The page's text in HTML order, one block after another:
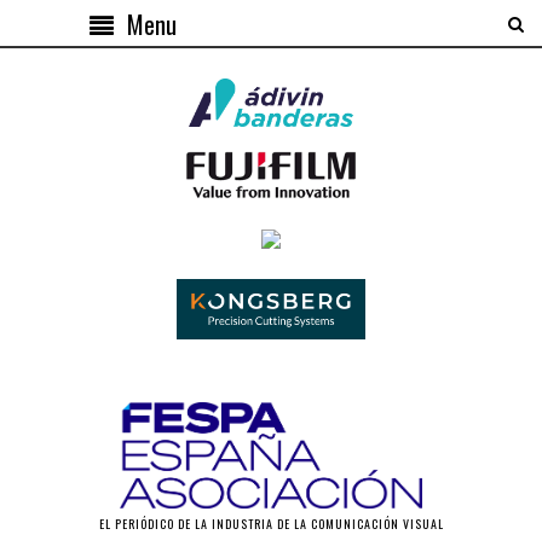
Menu
EL PERIÓDICO DE LA INDUSTRIA DE LA COMUNICACIÓN VISUAL